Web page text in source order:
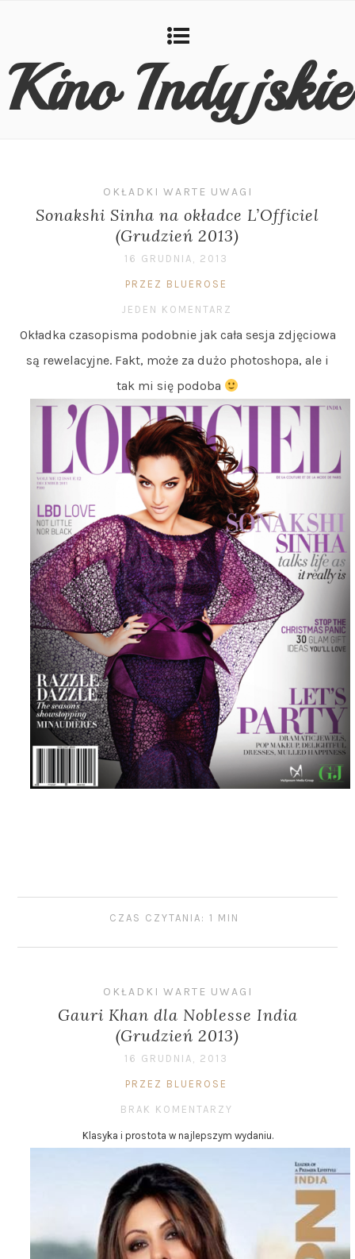
Kino Indyjskie
OKŁADKI WARTE UWAGI
Sonakshi Sinha na okładce L’Officiel
(Grudzień 2013)
16 GRUDNIA, 2013
PRZEZ BLUEROSE
JEDEN KOMENTARZ
Okładka czasopisma podobnie jak cała sesja zdjęciowa
są rewelacyjne. Fakt, może za dużo photoshopa, ale i
tak mi się podoba
CZAS CZYTANIA: 1 MIN
OKŁADKI WARTE UWAGI
Gauri Khan dla Noblesse India
(Grudzień 2013)
16 GRUDNIA, 2013
PRZEZ BLUEROSE
BRAK KOMENTARZY
Klasyka i prostota w najlepszym wydaniu.